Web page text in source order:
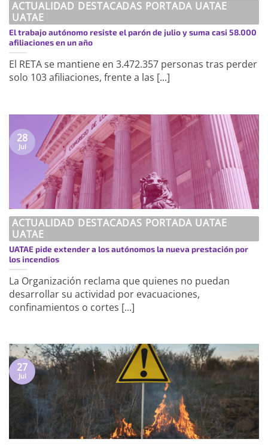
ACTUALIDAD DESTACADAS PORTADA UATAE
UATAE
El trabajo autónomo resiste el parón de julio y suma casi 58.000
afiliaciones en un año
El RETA se mantiene en 3.472.357 personas tras perder
solo 103 afiliaciones, frente a las [...]
ACTUALIDAD DESTACADAS PORTADA UATAE
UATAE
UATAE pide extender a los autónomos la nueva prestación por
los incendios
La Organización reclama que quienes no puedan
desarrollar su actividad por evacuaciones,
confinamientos o cortes [...]
28
Jul
27
Jul